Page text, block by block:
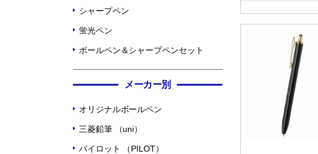
シャープペン
蛍光ペン
ボールペン＆シャープペンセット
メーカー別
オリジナルボールペン
三菱鉛筆 （uni）
パイロット （PILOT）